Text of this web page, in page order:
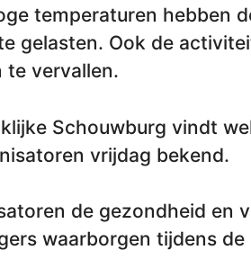
temperaturen hebben
gelasten. Ook de
te vervallen.
Schouwburg vindt
vrijdag bekend.
de gezondheid en
waarborgen tijdens de